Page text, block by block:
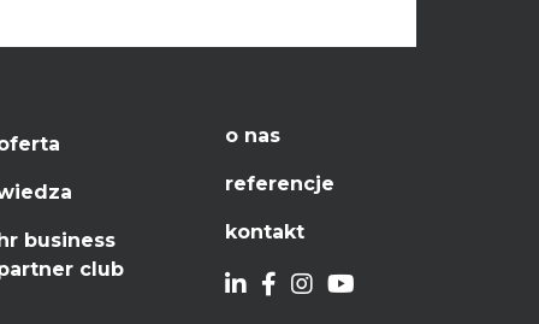
business
club
o nas
referencje
kontakt